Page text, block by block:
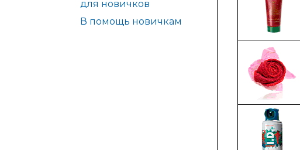
для новичков
В помощь новичкам